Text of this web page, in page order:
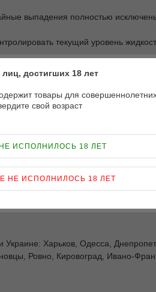
выпадения полностью
текущий уровень
мощность для данного
Харьков, Одесса,
Ровно, Кировоград, Ивано-
достигших 18 лет
товары для
свой возраст
ИСПОЛНИЛОСЬ 18 ЛЕТ
НЕ ИСПОЛНИЛОСЬ 18 ЛЕТ